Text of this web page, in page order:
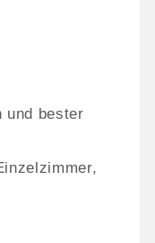
und bester